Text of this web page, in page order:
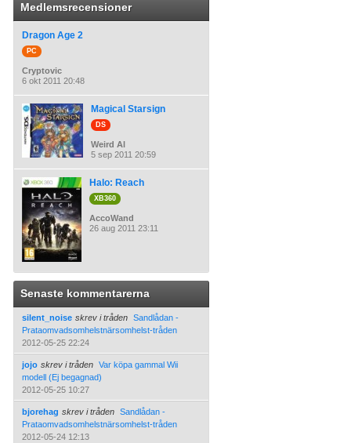
Medlemsrecensioner
Dragon Age 2
PC
Cryptovic
6 okt 2011 20:48
Magical Starsign
DS
Weird Al
5 sep 2011 20:59
Halo: Reach
XB360
AccoWand
26 aug 2011 23:11
Senaste kommentarerna
silent_noise skrev i tråden Sandlådan -
Prataomvadsomhelstnärsomhelst-tråden
2012-05-25 22:24
jojo skrev i tråden Var köpa gammal Wii
modell (Ej begagnad)
2012-05-25 10:27
bjorehag skrev i tråden Sandlådan -
Prataomvadsomhelstnärsomhelst-tråden
2012-05-24 12:13